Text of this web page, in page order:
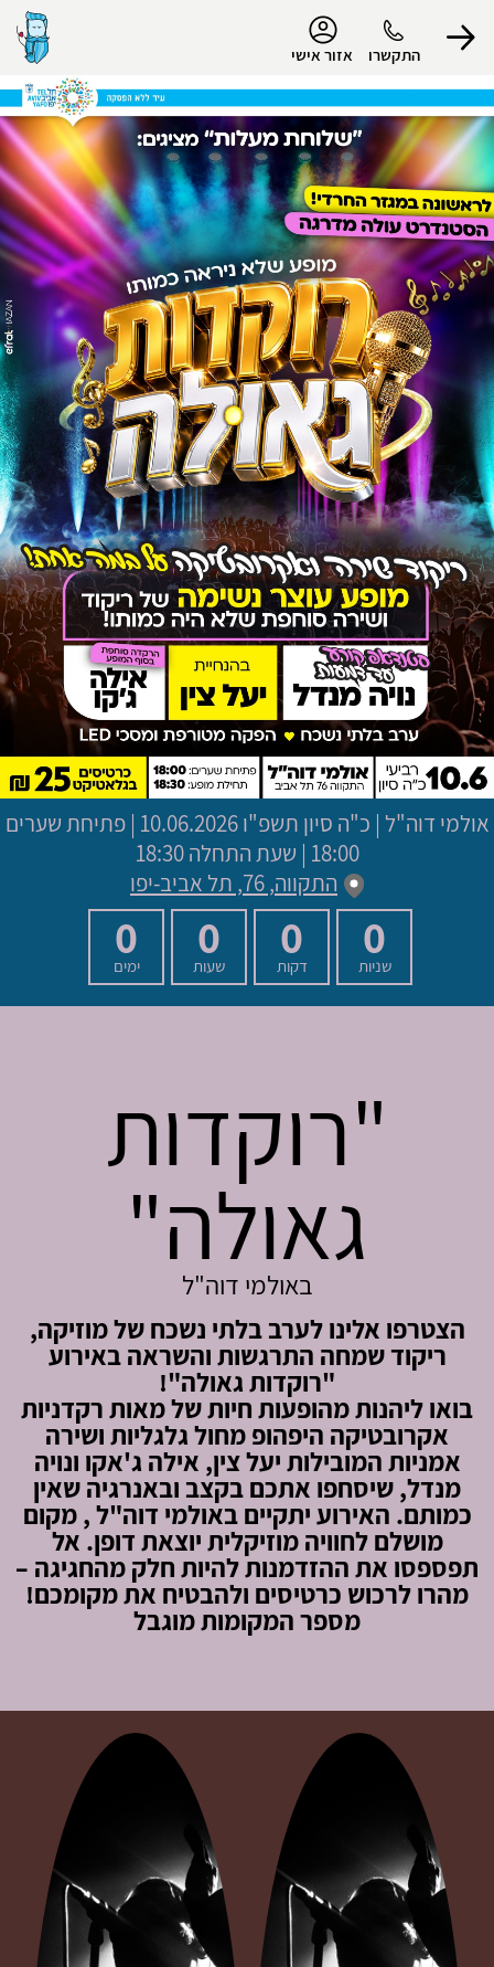
התקשרו אזור אישי
הפרופיל שלי
התנתק
אולמי דוה"ל | כ"ה סיון תשפ"ו
10.06.2026 | פתיחת שערים
18:00 | שעת התחלה 18:30
התקווה, 76, תל אביב-יפו
0
שניות
0
דקות
0
שעות
0
ימים
"רוקדות
גאולה"
באולמי דוה"ל
הצטרפו אלינו לערב בלתי נשכח של מוזיקה,
ריקוד שמחה התרגשות והשראה באירוע
"רוקדות גאולה"!
בואו ליהנות מהופעות חיות של מאות רקדניות
אקרובטיקה היפהופ מחול גלגליות ושירה
אמניות המובילות יעל צין, אילה ג'אקו ונויה
מנדל, שיסחפו אתכם בקצב ובאנרגיה שאין
כמותם. האירוע יתקיים באולמי דוה"ל , מקום
מושלם לחוויה מוזיקלית יוצאת דופן. אל
תפספסו את ההזדמנות להיות חלק מהחגיגה –
מהרו לרכוש כרטיסים ולהבטיח את מקומכם!
מספר המקומות מוגבל